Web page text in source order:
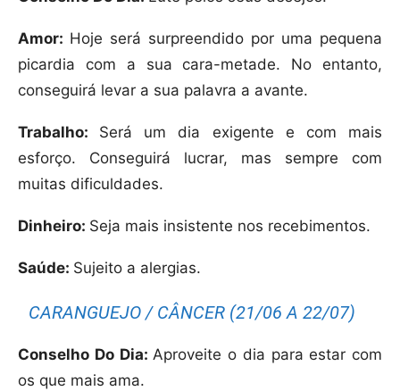
Amor: Hoje será surpreendido por uma pequena
picardia com a sua cara-metade. No entanto,
conseguirá levar a sua palavra a avante.
Trabalho: Será um dia exigente e com mais
esforço. Conseguirá lucrar, mas sempre com
muitas dificuldades.
Dinheiro: Seja mais insistente nos recebimentos.
Saúde: Sujeito a alergias.
CARANGUEJO / CÂNCER (21/06 A 22/07)
Conselho Do Dia:Aproveite o dia para estar com
os que mais ama.